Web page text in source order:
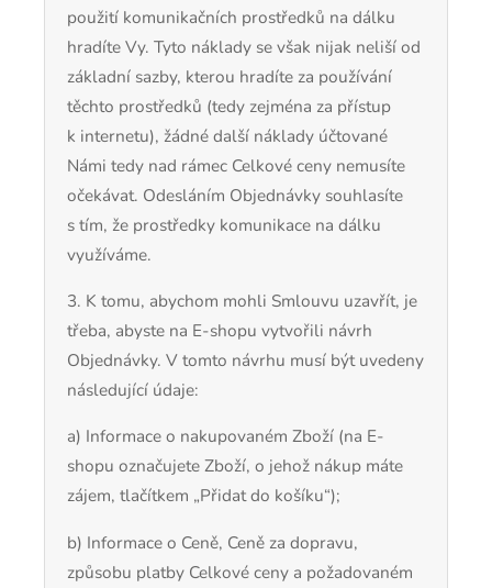
použití komunikačních prostředků na dálku
hradíte Vy. Tyto náklady se však nijak neliší od
základní sazby, kterou hradíte za používání
těchto prostředků (tedy zejména za přístup
k internetu), žádné další náklady účtované
Námi tedy nad rámec Celkové ceny nemusíte
očekávat. Odesláním Objednávky souhlasíte
s tím, že prostředky komunikace na dálku
využíváme.
3. K tomu, abychom mohli Smlouvu uzavřít, je
třeba, abyste na E-shopu vytvořili návrh
Objednávky. V tomto návrhu musí být uvedeny
následující údaje:
a) Informace o nakupovaném Zboží (na E-
shopu označujete Zboží, o jehož nákup máte
zájem, tlačítkem „Přidat do košíku“);
b) Informace o Ceně, Ceně za dopravu,
způsobu platby Celkové ceny a požadovaném